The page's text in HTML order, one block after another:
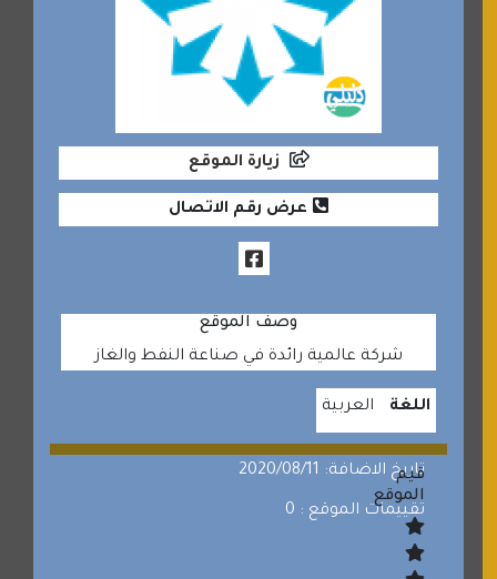
زيارة الموقع
عرض رقم الاتصال
وصف الموقع
شركة عالمية رائدة في صناعة النفط والغاز
اللغة العربية
تاريخ الاضافة: 2020/08/11
تقييمات الموقع : 0
قيم
الموقع